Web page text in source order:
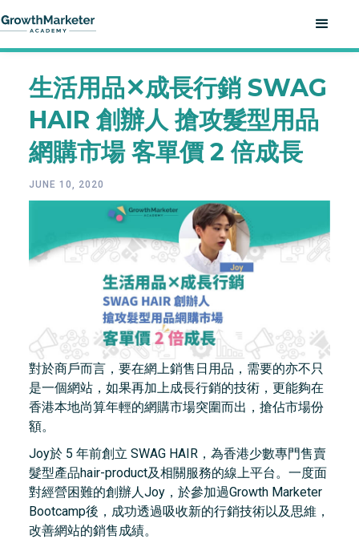
生活用品✕成長行銷 SWAG
HAIR 創辦人 搶攻髮型用品
網購市場 客單價 2 倍成長
JUNE 10, 2020
對於商戶而言，要在網上銷售日用品，需要的亦不只
是一個網站，如果再加上成長行銷的技術，更能夠在
香港本地尚算年輕的網購市場突圍而出，搶佔市場份
額。
Joy於 5 年前創立 SWAG HAIR，為香港少數專門售賣
髮型產品hair-product及相關服務的線上平台。一度面
對經營困難的創辦人Joy，於參加過Growth Marketer
Bootcamp後，成功透過吸收新的行銷技術以及思維，
改善網站的銷售成績。